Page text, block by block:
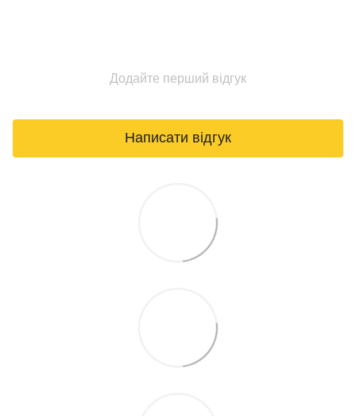
Додайте перший відгук
Написати відгук